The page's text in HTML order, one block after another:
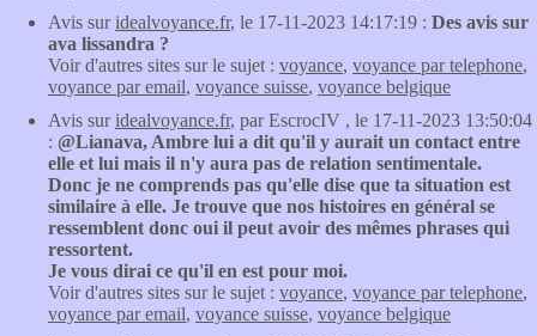
Avis suridealvoyance.fr, le 17-11-2023 14:17:19 : Des avis sur
ava lissandra ?
Voir d'autres sites sur le sujet : voyance, voyance par telephone,
voyance par email, voyance suisse, voyance belgique
Avis suridealvoyance.fr, par EscrocIV , le 17-11-2023 13:50:04
: @Lianava, Ambre lui a dit qu'il y aurait un contact entre
elle et lui mais il n'y aura pas de relation sentimentale.
Donc je ne comprends pas qu'elle dise que ta situation est
similaire à elle. Je trouve que nos histoires en général se
ressemblent donc oui il peut avoir des mêmes phrases qui
ressortent.
Je vous dirai ce qu'il en est pour moi.
Voir d'autres sites sur le sujet : voyance, voyance par telephone,
voyance par email, voyance suisse, voyance belgique